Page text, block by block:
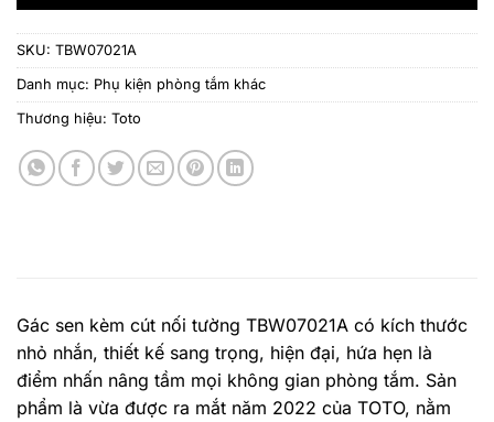
SKU: TBW07021A
Danh mục: Phụ kiện phòng tắm khác
Thương hiệu: Toto
Gác sen kèm cút nối tường TBW07021A có kích thước
nhỏ nhắn, thiết kế sang trọng, hiện đại, hứa hẹn là
điểm nhấn nâng tầm mọi không gian phòng tắm. Sản
phẩm là vừa được ra mắt năm 2022 của TOTO, nằm